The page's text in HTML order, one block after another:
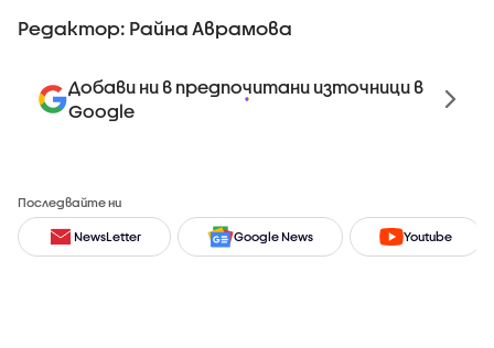
Редактор: Райна Аврамова
Добави ни в предпочитани източници в
Google
Последвайте ни
NewsLetter Google News Youtube